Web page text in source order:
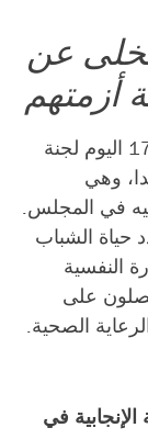
عن
أزمتهم
– اجتاز مشروع القانون رقم 173 اليوم لجنة
وهي
في المجلس.
حياة الشباب
النفسية
على
الصحية.
في